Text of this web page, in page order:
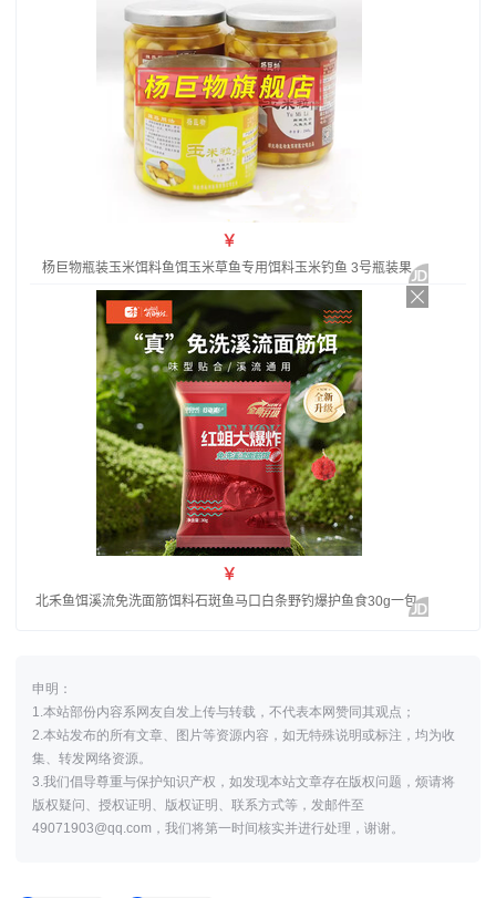
申明：
1.本站部份内容系网友自发上传与转载，不代表本网赞同其观点；
2.本站发布的所有文章、图片等资源内容，如无特殊说明或标注，均为收
集、转发网络资源。
3.我们倡导尊重与保护知识产权，如发现本站文章存在版权问题，烦请将
版权疑问、授权证明、版权证明、联系方式等，发邮件至
49071903@qq.com，我们将第一时间核实并进行处理，谢谢。